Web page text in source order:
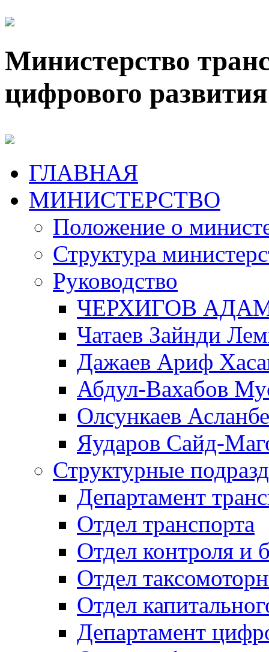
Министерство
цифрового
ГЛАВНАЯ
МИНИСТЕРСТВО
Положение о
Структура
Руководство
ЧЕРХИГОВ
Чатаев Зайнди
Дажаев Ариф
Абдул-Вахабов
Олсункаев
Яударов Сайд-
Структурные
Департамент
Отдел транспорта
Отдел контроля и
Отдел
Отдел
Департамент